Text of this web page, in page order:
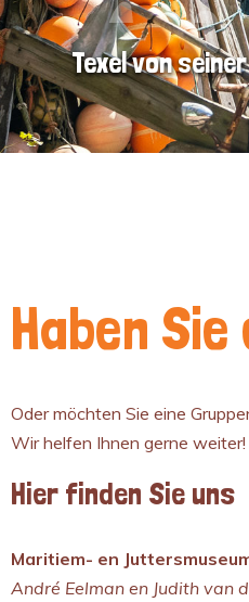
Texel von
Haben
Oder möchten Sie eine
Wir helfen Ihnen gerne weiter!
Hier finden Sie uns
Maritiem- en
André Eelman en Judith van